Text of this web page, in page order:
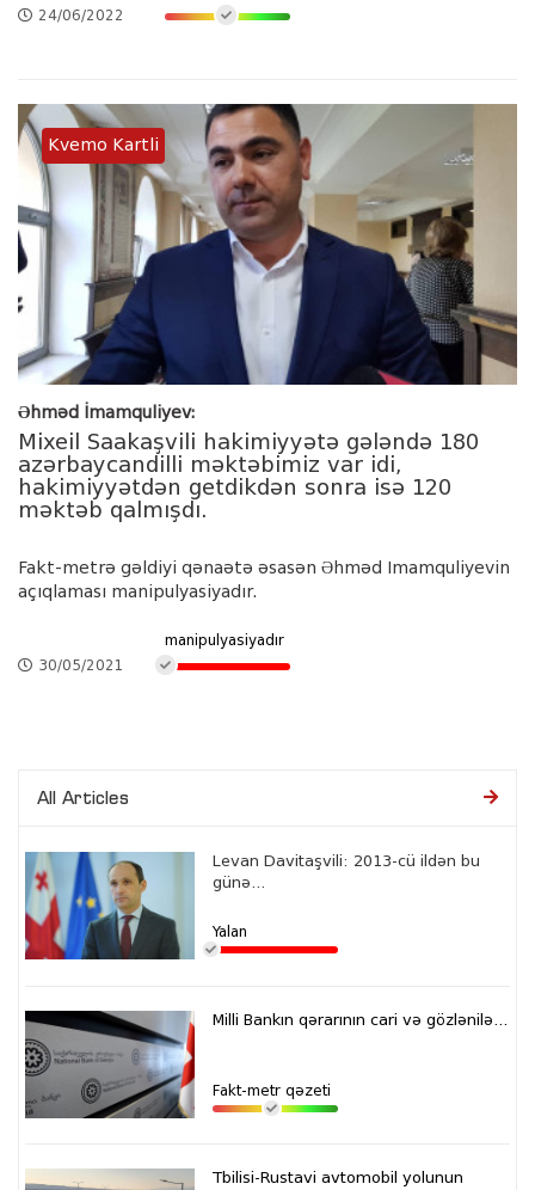
24/06/2022
Əhməd İmamquliyev:
Mixeil Saakaşvili hakimiyyətə gələndə 180
azərbaycandilli məktəbimiz var idi,
hakimiyyətdən getdikdən sonra isə 120
məktəb qalmışdı.
Fakt-metrə gəldiyi qənaətə əsasən Əhməd Imamquliyevin
açıqlaması manipulyasiyadır.
30/05/2021
manipulyasiyadır
Kvemo Kartli
All Articles
Levan Davitaşvili: 2013-cü ildən bu
günə...
Yalan
Milli Bankın qərarının cari və gözlənilə...
Fakt-metr qəzeti
Tbilisi-Rustavi avtomobil yolunun